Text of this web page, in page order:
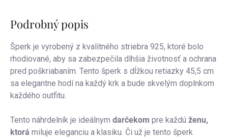
Podrobný popis
Šperk je vyrobený z kvalitného striebra 925, ktoré bolo
rhodiované, aby sa zabezpečila dlhšia životnosť a ochrana
pred poškriabaním. Tento šperk s dĺžkou retiazky 45,5 cm
sa elegantne hodí na každý krk a bude skvelým doplnkom
každého outfitu.
Tento náhrdelník je ideálnym darčekom pre každú ženu,
ktorá miluje eleganciu a klasiku. Či už je tento šperk